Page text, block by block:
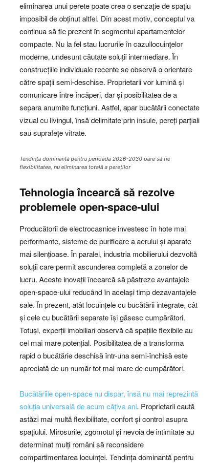
eliminarea unui perete poate crea o senzație de spațiu
imposibil de obținut altfel. Din acest motiv, conceptul va
continua să fie prezent în segmentul apartamentelor
compacte. Nu la fel stau lucrurile în cazullocuințelor
moderne, undesunt căutate soluții intermediare. În
construcțiile individuale recente se observă o orientare
către spații semi-deschise. Proprietarii vor lumină și
comunicare între încăperi, dar și posibilitatea de a
separa anumite funcțiuni. Astfel, apar bucătării conectate
vizual cu livingul, însă delimitate prin insule, pereți parțiali
sau suprafețe vitrate.
Tendința dominantă pentru perioada 2026-2030 pare să fie
flexibilitatea, nu eliminarea totală a pereților
Tehnologia încearcă să rezolve
problemele open-space-ului
Producătorii de electrocasnice investesc în hote mai
performante, sisteme de purificare a aerului și aparate
mai silențioase. În paralel, industria mobilierului dezvoltă
soluții care permit ascunderea completă a zonelor de
lucru. Aceste inovații încearcă să păstreze avantajele
open-space-ului reducând în același timp dezavantajele
sale. În prezent, atât locuințele cu bucătării integrate, cât
și cele cu bucătării separate își găsesc cumpărători.
Totuși, experții imobiliari observă că spațiile flexibile au
cel mai mare potențial. Posibilitatea de a transforma
rapid o bucătărie deschisă într-una semi-închisă este
apreciată de un număr tot mai mare de cumpărători.
Bucătăriile open-space nu dispar, însă nu mai reprezintă
soluția universală de acum câțiva ani. Proprietarii caută
astăzi mai multă flexibilitate, confort și control asupra
spațiului. Mirosurile, zgomotul și nevoia de intimitate au
determinat mulți români să reconsidere
compartimentarea locuinței. Tendința dominantă pentru